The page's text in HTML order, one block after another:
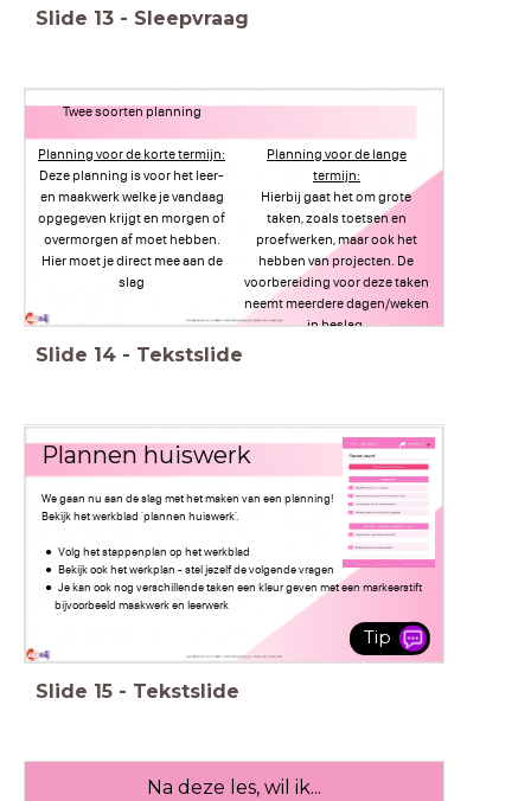
Slide 13 - Sleepvraag
Twee soorten planning
Planning voor de korte termijn:
Deze planning is voor het leer-
en maakwerk welke je vandaag
opgegeven krijgt en morgen of
overmorgen af moet hebben.
Hier moet je direct mee aan de
slag
Planning voor de lange
termijn:
Hierbij gaat het om grote
taken, zoals toetsen en
proefwerken, maar ook het
hebben van projecten. De
voorbereiding voor deze taken
neemt meerdere dagen/weken
in beslag.
Slide 14 - Tekstslide
Plannen huiswerk
We gaan nu aan de slag met het maken van een planning!
Bekijk het werkblad 'plannen huiswerk'.
Volg het stappenplan op het werkblad
Bekijk ook het werkplan - stel jezelf de volgende vragen
Je kan ook nog verschillende taken een kleur geven met een markeerstift
bijvoorbeeld maakwerk en leerwerk
Tip
Slide 15 - Tekstslide
Na deze les, wil ik...